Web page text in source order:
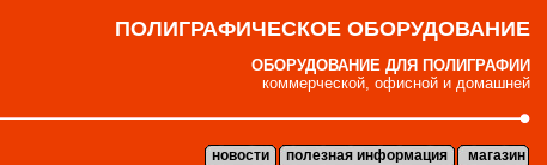
ПОЛИГРАФИЧЕСКОЕ ОБОРУДОВАНИЕ
ОБОРУДОВАНИЕ ДЛЯ ПОЛИГРАФИИ
коммерческой, офисной и домашней
новости полезная информация магазин